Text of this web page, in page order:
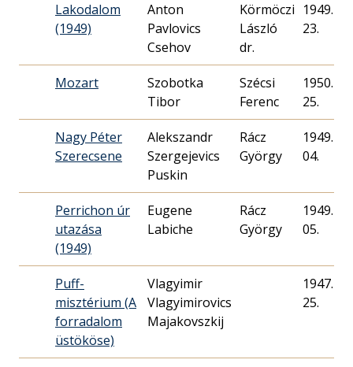
Lakodalom
(1949)
Anton
Pavlovics
Csehov
Körmöczi
László
dr.
1949. 10.
23.
Mozart
Szobotka
Tibor
Szécsi
Ferenc
1950. 01.
25.
Nagy Péter
Szerecsene
Alekszandr
Szergejevics
Puskin
Rácz
György
1949. 10.
04.
Perrichon úr
utazása
(1949)
Eugene
Labiche
Rácz
György
1949. 06.
05.
Puff-
misztérium (A
forradalom
üstököse)
Vlagyimir
Vlagyimirovics
Majakovszkij
1947. 10.
25.